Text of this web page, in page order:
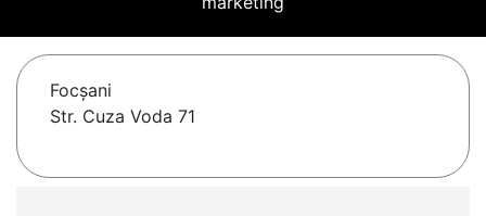
Focşani
Str. Cuza Voda 71